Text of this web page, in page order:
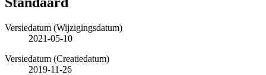
Versiedatum (Wijzigingsdatum)
2021-05-10
Versiedatum (Creatiedatum)
2019-11-26